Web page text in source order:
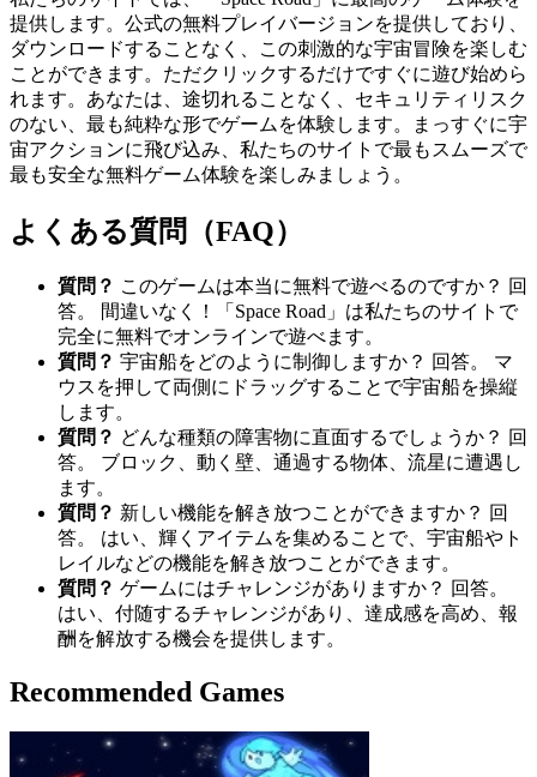
提供します。公式の無料プレイバージョンを提供しており、
ダウンロードすることなく、この刺激的な宇宙冒険を楽しむ
ことができます。ただクリックするだけですぐに遊び始めら
れます。あなたは、途切れることなく、セキュリティリスク
のない、最も純粋な形でゲームを体験します。まっすぐに宇
宙アクションに飛び込み、私たちのサイトで最もスムーズで
最も安全な無料ゲーム体験を楽しみましょう。
よくある質問（FAQ）
質問？ このゲームは本当に無料で遊べるのですか？ 回
答。 間違いなく！「Space Road」は私たちのサイトで
完全に無料でオンラインで遊べます。
質問？ 宇宙船をどのように制御しますか？ 回答。 マ
ウスを押して両側にドラッグすることで宇宙船を操縦
します。
質問？ どんな種類の障害物に直面するでしょうか？ 回
答。 ブロック、動く壁、通過する物体、流星に遭遇し
ます。
質問？ 新しい機能を解き放つことができますか？ 回
答。 はい、輝くアイテムを集めることで、宇宙船やト
レイルなどの機能を解き放つことができます。
質問？ ゲームにはチャレンジがありますか？ 回答。
はい、付随するチャレンジがあり、達成感を高め、報
酬を解放する機会を提供します。
Recommended Games